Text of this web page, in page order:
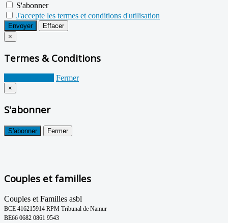
S'abonner
J'accepte les termes et conditions d'utilisation
Envoyer
Effacer
×
Termes & Conditions
Fermer
×
S'abonner
S'abonner Fermer
Couples et familles
Couples et Familles asbl
BCE 416215914 RPM Tribunal de Namur
BE66 0682 0861 9543